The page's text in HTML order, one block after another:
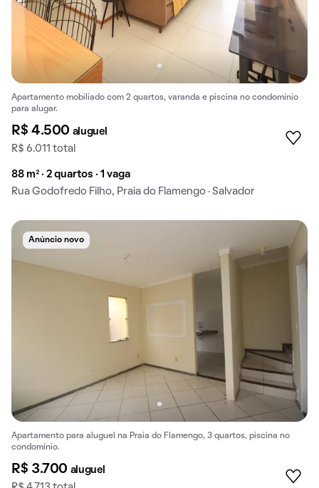
Apartamento mobiliado com 2 quartos, varanda e piscina no condomínio
para alugar.
R$ 4.500 aluguel
R$ 6.011 total
88 m² · 2 quartos · 1 vaga
Rua Godofredo Filho, Praia do Flamengo · Salvador
Anúncio novo
Apartamento para aluguel na Praia do Flamengo, 3 quartos, piscina no
condomínio.
R$ 3.700 aluguel